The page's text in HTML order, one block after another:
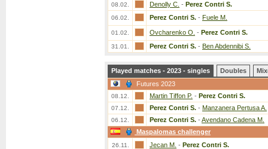
08.02. Denolly C. - Perez Contri S.
06.02. Perez Contri S. - Fuele M.
01.02. Ovcharenko O. - Perez Contri S.
31.01. Perez Contri S. - Ben Abdennibi S.
Played matches - 2023 - singles Doubles
Futures 2023
08.12. Martin Tiffon P. - Perez Contri S.
07.12. Perez Contri S. - Manzanera Pertusa A.
06.12. Perez Contri S. - Avendano Cadena M.
Maspalomas challenger
26.11. Jecan M. - Perez Contri S.